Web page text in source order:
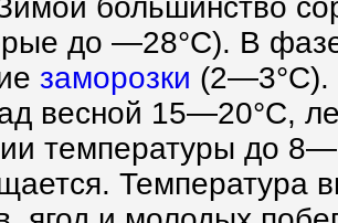
большинство
до —28°С). В
заморозки (2—3°С).
весной 15—20°С,
температуры до
Температура